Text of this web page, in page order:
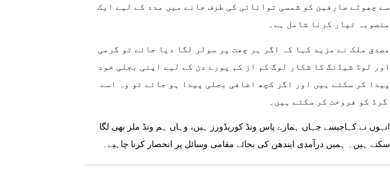
سے چھوٹے صارفین کو شمسی توانائی کی طرف جانے میں مدد کے لیے ایک
منصوبہ تیار کرنا شامل ہے۔
مصدق ملک نے مزید کہا کہ اگر ہر چھت پر سولر لگا دیا جائے تو گرمی
اور لوڈ شیڈنگ کا شکار لوگ کم از کم پورے دن کے لیے اپنی بجلی خود
پیدا کر سکتے ہیں اور اگر کچھ اضافی بجلی پیدا ہو جائے تو وہ اسے
انہوں نے کہاجیسے جہاں ہمارے پاس ونڈ کوریڈورز ہیں، وہاں ہم ونڈ ملز بھی لگا
سکتے ہیں۔ ہمیں درآمدی ایندھن کی بجائے مقامی وسائل پر انحصار کرنا چاہیے۔